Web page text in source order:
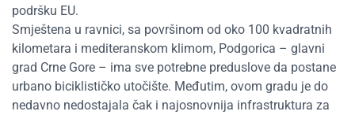
podršku EU.
Smještena u ravnici, sa površinom od oko 100 kvadratnih
kilometara i mediteranskom klimom, Podgorica – glavni
grad Crne Gore – ima sve potrebne preduslove da postane
urbano biciklističko utočište. Međutim, ovom gradu je do
nedavno nedostajala čak i najosnovnija infrastruktura za